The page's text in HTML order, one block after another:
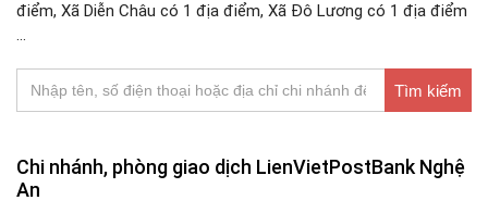
điểm, Xã Diễn Châu có 1 địa điểm, Xã Đô Lương có 1 địa điểm
...
Tìm kiếm
Chi nhánh, phòng giao dịch LienVietPostBank Nghệ
An